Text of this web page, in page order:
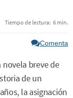
Tiempo de lectura: 6 min.
Comenta
novela breve de
de un
la asignación